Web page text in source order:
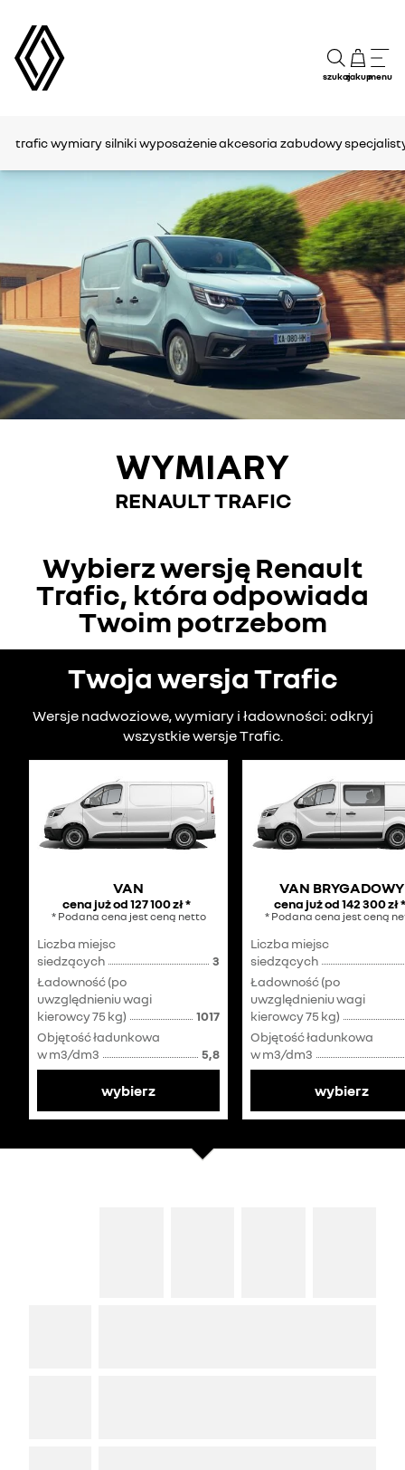
szukajzakupmenu
traficwymiary silnikiwyposażenieakcesoria zabudowy
WYMIARY
RENAULT TRAFIC
Wybierz wersję Renault
Trafic, która odpowiada
Twoim potrzebom
Twoja wersja Trafic
Wersje nadwoziowe, wymiary i ładowności: odkryj
wszystkie wersje Trafic.
VAN
cena już od127 100 zł*
* Podana cena jest ceną netto
Liczba miejsc
siedzących
3
Ładowność (po
uwzględnieniu wagi
kierowcy 75 kg)
1017
Objętość ładunkowa
w m3/dm3
5,8
wybierz
VAN BRYGADOWY
cena już od142 300 zł*
* Podana cena jest ceną
Liczba miejsc
siedzących
Ładowność (po
uwzględnieniu wagi
kierowcy 75 kg)
Objętość ładunkowa
w m3/dm3
wybierz